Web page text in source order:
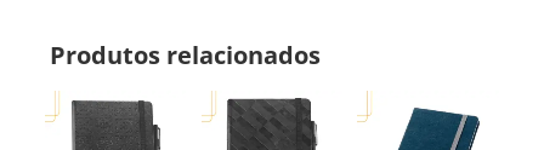
Produtos relacionados